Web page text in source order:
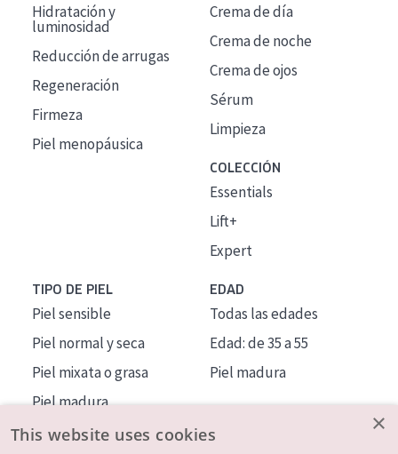
Hidratación y
luminosidad
Reducción de arrugas
Regeneración
Firmeza
Piel menopáusica
Crema de día
Crema de noche
Crema de ojos
Sérum
Limpieza
COLECCIÓN
Essentials
Lift+
Expert
TIPO DE PIEL
Piel sensible
Piel normal y seca
Piel mixata o grasa
Piel madura
Piel expuesta al sol
EDAD
Todas las edades
Edad: de 35 a 55
Piel madura
×
This website uses cookies